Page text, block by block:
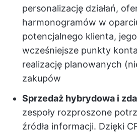
personalizację działań,
harmonogramów w
potencjalnego klienta,
wcześniejsze punkty
realizację planowanych
zakupów
Sprzedaż hybrydowa i
zespoły rozproszone
źródła informacji. Dzięki